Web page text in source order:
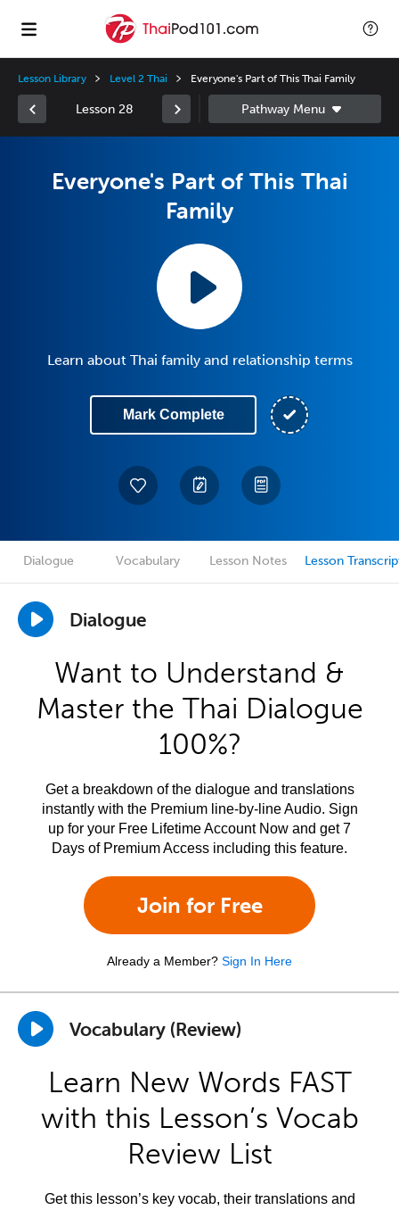
Lesson Library Level 2 Thai Everyone's Part of This Thai Family
Lesson 28
Everyone's Part of This Thai
Family
Learn about Thai family and relationship terms
Mark Complete
Dialogue Vocabulary Lesson Notes Lesson
Dialogue
Want to Understand &
Master the Thai Dialogue
100%?
Get a breakdown of the dialogue and translations
instantly with the Premium line-by-line Audio. Sign
up for your Free Lifetime Account Now and get 7
Days of Premium Access including this feature.
Join for Free
Already a Member? Sign In Here
Vocabulary (Review)
Learn New Words FAST
with this Lesson’s Vocab
Review List
Get this lesson’s key vocab, their translations and